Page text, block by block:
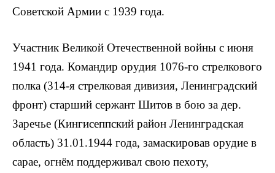
Советской Армии с 1939 года.
Участник Великой Отечественной войны с июня
1941 года. Командир орудия 1076-го стрелкового
полка (314-я стрелковая дивизия, Ленинградский
фронт) старший сержант Шитов в бою за дер.
Заречье (Кин­гисеппский район Ленинградская
область) 31.01.1944 года, замаскировав орудие в
сарае, огнём под­держивал свою пехоту,